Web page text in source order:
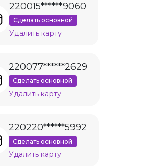
220015******9060
Сделать основной
Удалить карту
220077******2629
Сделать основной
Удалить карту
220220******5992
Сделать основной
Удалить карту